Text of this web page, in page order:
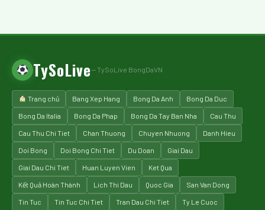
TySoLive— TySoLive BongDaVN
Trang chủ Bang Xep Hang Bong Da Anh Bong Da Duc
Bong Da Italia Bong Da Phap Bong Da Tay Ban Nha Cau Thu
Cau Thu Chi Tiet Chan Thuong Chuyen Nhuong Danh Hieu
Doi Bong Doi Bong Chi Tiet Du Doan Giai Dau
Giai Dau Chi Tiet Huan Luyen Vien Ket Qua
Kết Quả Hoàn Thành Lich Thi Dau Quoc Gia San Van Dong
Tin Tuc Tin Tuc Chi Tiet Tran Dau Chi Tiet Ty Le Cuoc